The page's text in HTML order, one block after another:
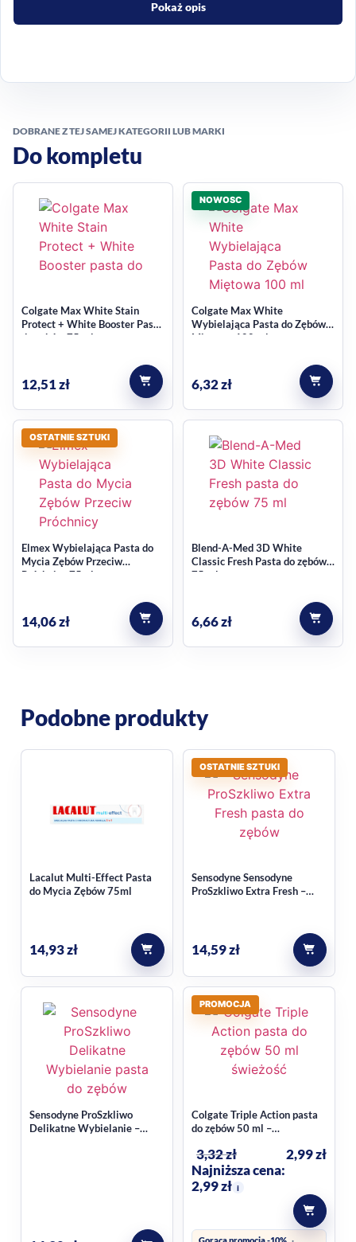
osadów
sprawdzi się jako element regularnego szczotkowania, gdy
zależy Ci na bardziej estetycznym wyglądzie zębów bez
zmiany całej rutyny pielęgnacyjnej.
Wygodna forma do
codziennego stosowania
Opakowanie 75 ml jest poręczne i praktyczne do używania w
domu, pracy lub w podróży. Neutralny zapach i konsystencja
wspierają komfort codziennego mycia zębów, a prosty
standardowej pielęgnacji.
Dla kogo ten wariant będzie
odpowiedni
dla osób pijących kawę i herbatę na co dzień,
dla palaczy, którzy chcą zadbać o świeższy wygląd
uzębienia,
dla klientów szukających pasty ukierunkowanej na
przebarwienia powierzchniowe,
regularnego stosowania.
Marka ON i miejsce w
Produkt należy do marki ON i znajduje się w kategorii
do zębów, dlatego dobrze wpisuje się w zakupy związane z
codzienną higieną jamy ustnej oraz wyborem pasty
dopasowanej do konkretnych potrzeb użytkownika.
Najczęstsze pytania
osób pijących kawę i herbatę?
jest przeznaczona dla osób narażonych na przebarwienia po
kawie, herbacie i paleniu.
Jaka jest pojemność produktu?
Pasta ma pojemność 75 ml, co czyni ją wygodnym wyborem
do codziennego używania.
Pokaż opis
DOBRANE Z TEJ SAMEJ KATEGORII LUB MARKI
Do kompletu
Colgate Max White Stain
Protect + White Booster Pasta
do zębów 75 ml
12,51zł
NOWOSC
Colgate Max White
Wybielająca Pasta do Zębów
Miętowa 100 ml
6,32zł
OSTATNIE SZTUKI
Elmex Wybielająca Pasta do
Mycia Zębów Przeciw
Próchnicy 75ml
14,06zł
Blend-A-Med 3D White
Classic Fresh Pasta do zębów
75 ml
6,66zł
Podobne produkty
Lacalut Multi-Effect Pasta
do Mycia Zębów 75ml
14,93zł
OSTATNIE SZTUKI
Sensodyne Sensodyne
ProSzkliwo Extra Fresh –
14,59zł
Sensodyne ProSzkliwo
Delikatne Wybielanie –
PROMOCJA
Colgate Triple Action pasta
do zębów 50 ml –
higiena
3,32zł 2,99zł
Najniższa cena:
2,99zł i
Gorąca promocja -10%